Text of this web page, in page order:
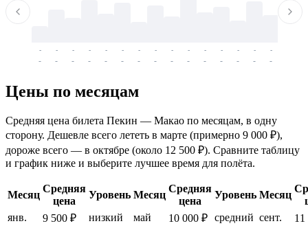
-
-
-
-
-
-
-
-
-
-
-
-
-
-
-
-
-
-
-
-
-
-
-
-
-
-
-
-
-
-
Цены по месяцам
Средняя цена билета Пекин — Макао по месяцам, в одну
сторону. Дешевле всего лететь в марте (примерно 9 000 ₽),
дороже всего — в октябре (около 12 500 ₽). Сравните таблицу
и график ниже и выберите лучшее время для полёта.
Месяц
Средняя
цена
Уровень Месяц
Средняя
цена
Уровень Месяц
янв.
9 500 ₽ низкий май 10 000 ₽ средний сент.
11